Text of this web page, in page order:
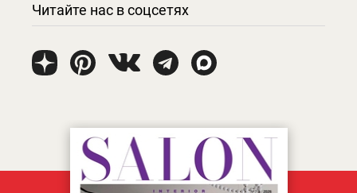
Читайте нас в соцсетях